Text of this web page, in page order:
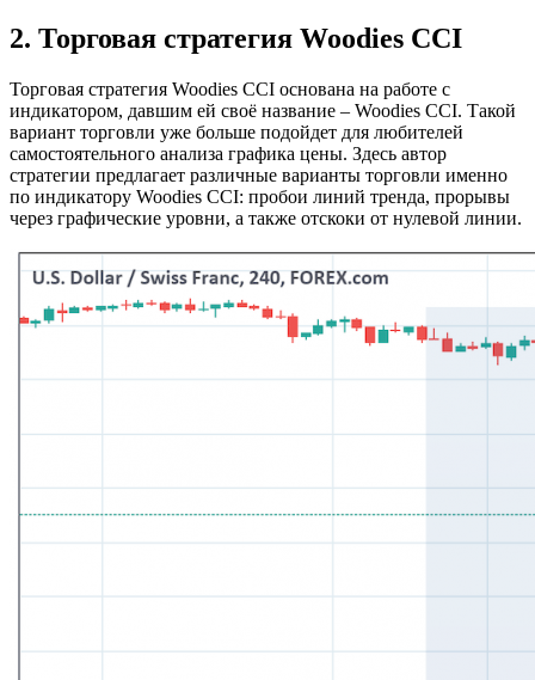
2. Торговая стратегия Woodies CCI
Торговая стратегия Woodies CCI основана на работе с
индикатором, давшим ей своё название – Woodies CCI. Такой
вариант торговли уже больше подойдет для любителей
самостоятельного анализа графика цены. Здесь автор
стратегии предлагает различные варианты торговли именно
по индикатору Woodies CCI: пробои линий тренда, прорывы
через графические уровни, а также отскоки от нулевой линии.